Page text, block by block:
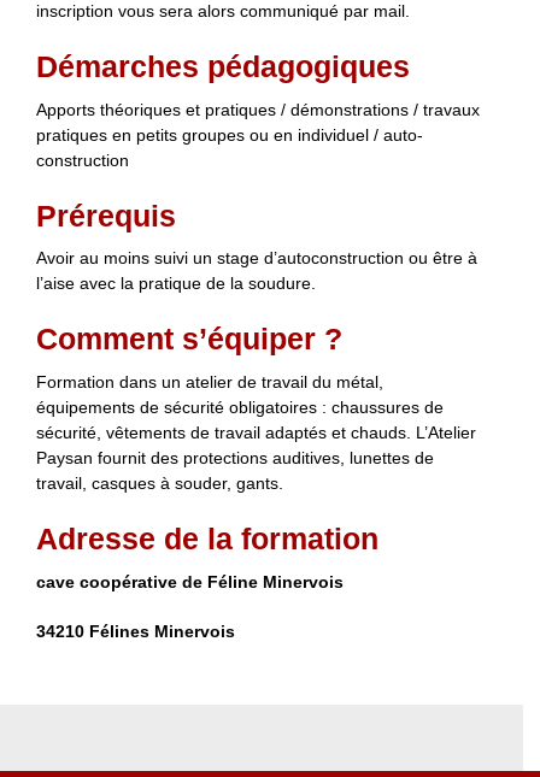
inscription vous sera alors communiqué par mail.
Démarches pédagogiques
Apports théoriques et pratiques / démonstrations / travaux
pratiques en petits groupes ou en individuel / auto-
construction
Prérequis
Avoir au moins suivi un stage d’autoconstruction ou être à
l’aise avec la pratique de la soudure.
Comment s’équiper ?
Formation dans un atelier de travail du métal,
équipements de sécurité obligatoires : chaussures de
sécurité, vêtements de travail adaptés et chauds. L’Atelier
Paysan fournit des protections auditives, lunettes de
travail, casques à souder, gants.
Adresse de la formation
cave coopérative de Féline Minervois
34210 Félines Minervois